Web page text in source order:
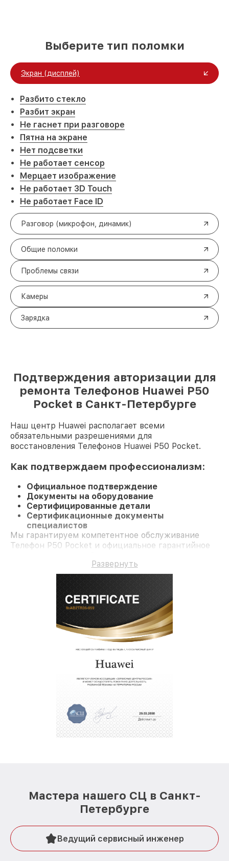
Выберите тип поломки
Экран (дисплей)
Разбито стекло
Разбит экран
Не гаснет при разговоре
Пятна на экране
Нет подсветки
Не работает сенсор
Мерцает изображение
Не работает 3D Touch
Не работает Face ID
Разговор (микрофон, динамик)
Общие поломки
Проблемы связи
Камеры
Зарядка
Подтверждения авторизации для
ремонта Телефонов Huawei P50
Pocket в Санкт-Петербурге
Наш центр Huawei располагает всеми
обязательными разрешениями для
восстановления Телефонов Huawei P50 Pocket.
Как подтверждаем профессионализм:
Официальное подтверждение
Документы на оборудование
Сертифицированные детали
Сертификационные документы
специалистов
Мы гарантируем компетентное обслуживание
Телефон P50 Pocket и официальное гарантийное
Развернуть
Мастера нашего СЦ в Санкт-
Петербурге
Ведущий сервисный инженер